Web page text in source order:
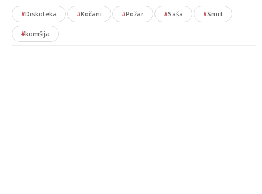
#Diskoteka #Kočani #Požar #Saša #Smrt
#komšija